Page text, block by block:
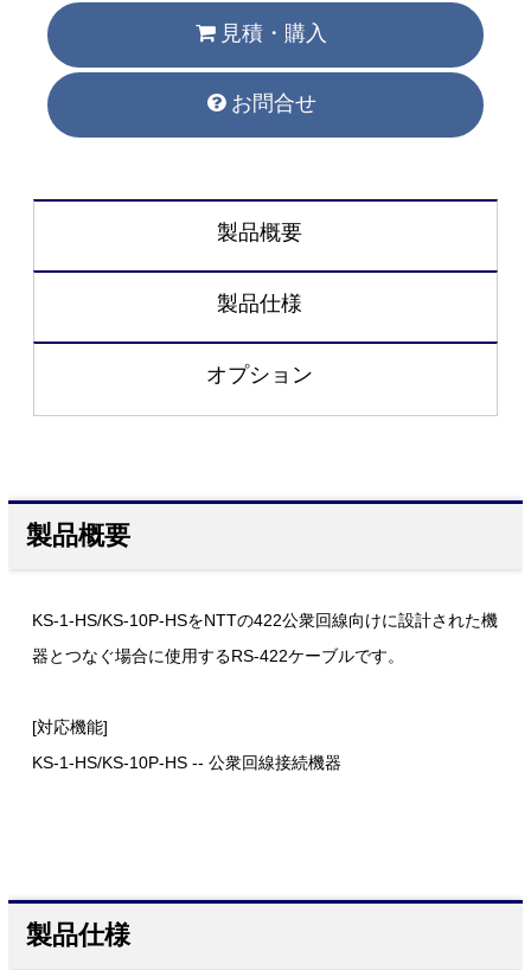
見積・購入
お問合せ
製品概要
製品仕様
オプション
製品概要
KS-1-HS/KS-10P-HSをNTTの422公衆回線向けに設計された機
器とつなぐ場合に使用するRS-422ケーブルです。
[対応機能]
KS-1-HS/KS-10P-HS -- 公衆回線接続機器
製品仕様